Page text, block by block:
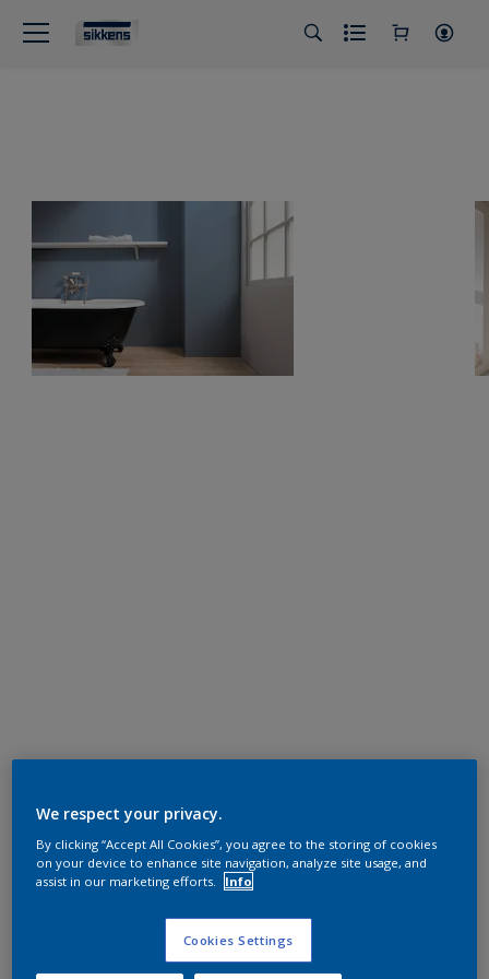
We respect your privacy.
By clicking “Accept All Cookies”, you agree to the storing of cookies
on your device to enhance site navigation, analyze site usage, and
assist in our marketing efforts.
Info
Cookies Settings